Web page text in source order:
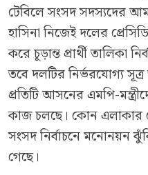
টেবিলে সংসদ সদস্যদের
হাসিনা নিজেই দলের
করে চূড়ান্ত প্রার্থী তালিকা
তবে দলটির নির্ভরযোগ্য
প্রতিটি আসনের এমপি-
কাজ চলছে। কোন এলাকার
সংসদ নির্বাচনে মনোনয়ন
গেছে।